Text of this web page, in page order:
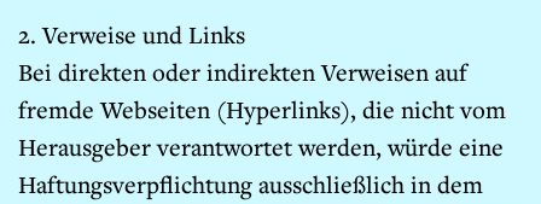
2. Verweise und Links
Bei direkten oder indirekten Verweisen auf
fremde Webseiten (Hyperlinks), die nicht vom
Herausgeber verantwortet werden, würde eine
Haftungsverpflichtung ausschließlich in dem